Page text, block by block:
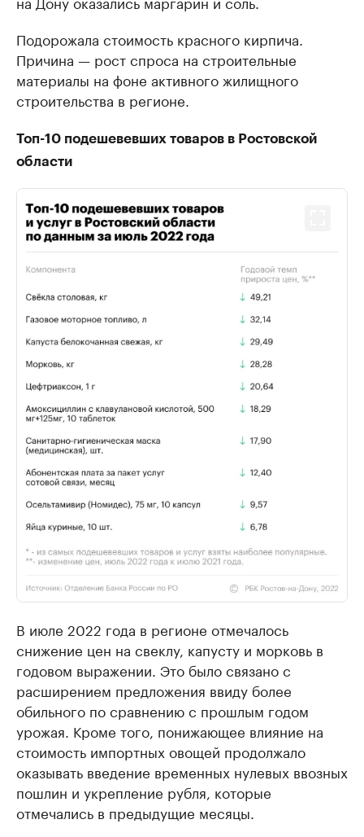
Подорожала стоимость красного кирпича.
Причина — рост спроса на строительные
материалы на фоне активного жилищного
строительства в регионе.
Топ-10 подешевевших товаров в Ростовской
области
В июле 2022 года в регионе отмечалось
снижение цен на свеклу, капусту и морковь в
годовом выражении. Это было связано с
расширением предложения ввиду более
обильного по сравнению с прошлым годом
урожая. Кроме того, понижающее влияние на
стоимость импортных овощей продолжало
оказывать введение временных нулевых ввозных
пошлин и укрепление рубля, которые
отмечались в предыдущие месяцы.